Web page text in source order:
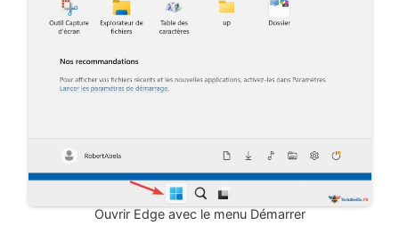
Ouvrir Edge avec le menu Démarrer